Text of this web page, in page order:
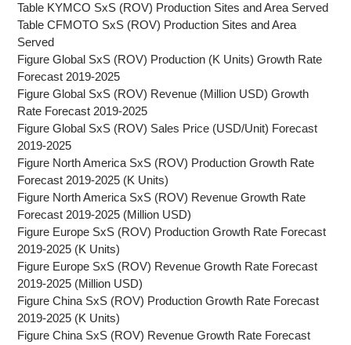
Table KYMCO SxS (ROV) Production Sites and Area Served
Table CFMOTO SxS (ROV) Production Sites and Area
Served
Figure Global SxS (ROV) Production (K Units) Growth Rate
Forecast 2019-2025
Figure Global SxS (ROV) Revenue (Million USD) Growth
Rate Forecast 2019-2025
Figure Global SxS (ROV) Sales Price (USD/Unit) Forecast
2019-2025
Figure North America SxS (ROV) Production Growth Rate
Forecast 2019-2025 (K Units)
Figure North America SxS (ROV) Revenue Growth Rate
Forecast 2019-2025 (Million USD)
Figure Europe SxS (ROV) Production Growth Rate Forecast
2019-2025 (K Units)
Figure Europe SxS (ROV) Revenue Growth Rate Forecast
2019-2025 (Million USD)
Figure China SxS (ROV) Production Growth Rate Forecast
2019-2025 (K Units)
Figure China SxS (ROV) Revenue Growth Rate Forecast